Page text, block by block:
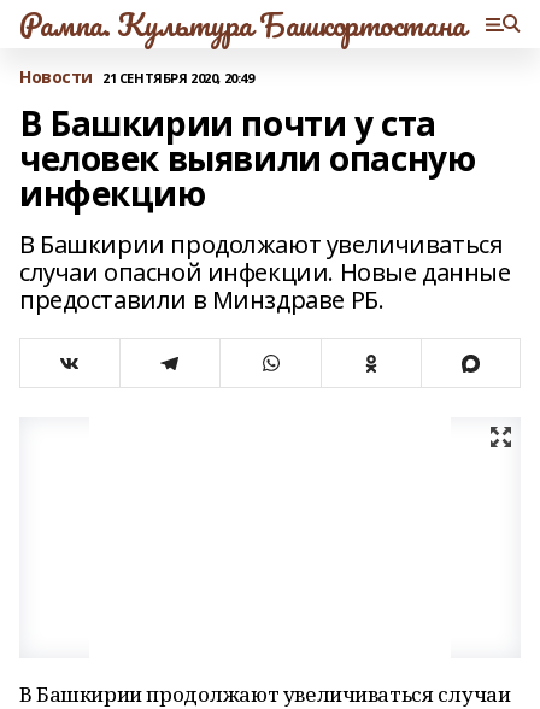
Рампа. Культура Башкортостана
Новости 21 СЕНТЯБРЯ 2020, 20:49
В Башкирии почти у ста
человек выявили опасную
инфекцию
В Башкирии продолжают увеличиваться
случаи опасной инфекции. Новые данные
предоставили в Минздраве РБ.
В Башкирии продолжают увеличиваться случаи